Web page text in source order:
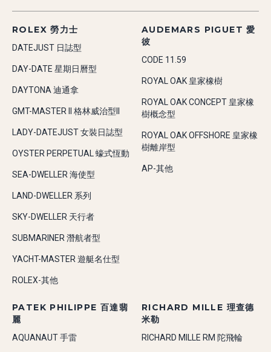
ROLEX 勞力士
DATEJUST 日誌型
DAY-DATE 星期日曆型
DAYTONA 迪通拿
GMT-MASTER II 格林威治型II
LADY-DATEJUST 女裝日誌型
OYSTER PERPETUAL 蠔式恆動
SEA-DWELLER 海使型
LAND-DWELLER 系列
SKY-DWELLER 天行者
SUBMARINER 潛航者型
YACHT-MASTER 遊艇名仕型
ROLEX-其他
AUDEMARS PIGUET 愛
彼
CODE 11.59
ROYAL OAK 皇家橡樹
ROYAL OAK CONCEPT 皇家橡
樹概念型
ROYAL OAK OFFSHORE 皇家橡
樹離岸型
AP-其他
PATEK PHILIPPE 百達翡
麗
AQUANAUT 手雷
RICHARD MILLE 理查德
米勒
RICHARD MILLE RM 陀飛輪